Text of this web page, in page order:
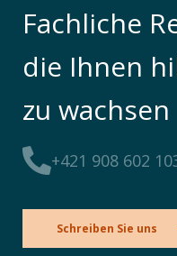
Fachliche
die Ihnen
zu wachsen
+421 908 602
Schreiben Sie uns